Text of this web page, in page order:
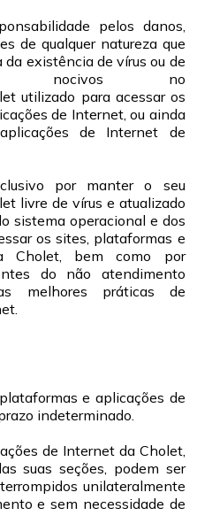
pelos danos,
de qualquer natureza que
existência de vírus ou de
nocivos no
utilizado para acessar os
de Internet, ou ainda
de Internet de
por manter o seu
livre de vírus e atualizado
sistema operacional e dos
os sites, plataformas e
Cholet, bem como por
do não atendimento
melhores práticas de
e aplicações de
indeterminado.
de Internet da Cholet,
suas seções, podem ser
unilateralmente
e sem necessidade de